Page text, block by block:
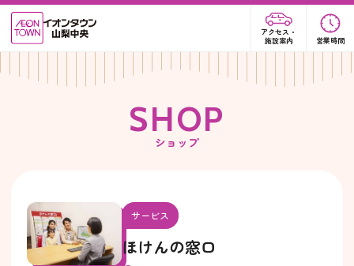
アクセス・
施設案内
営業時間
SHOP
ショップ
サービス
ほけんの窓口